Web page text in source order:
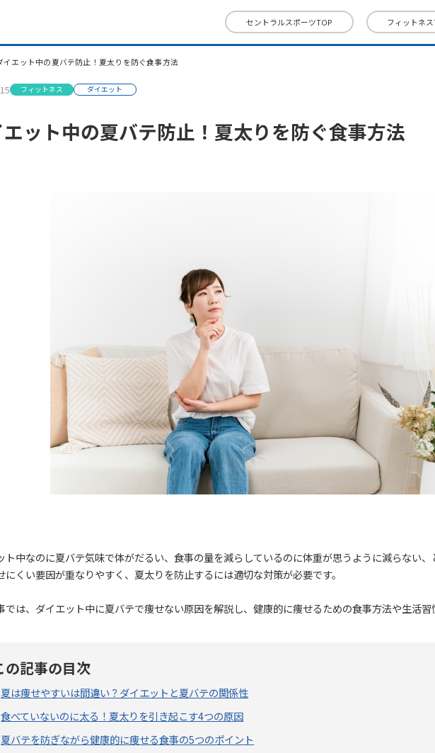
セントラルスポーツTOP フィットネス
イエット中の夏バテ防止！夏太りを防ぐ食事方法
フィットネス ダイエット
ット中の夏バテ防止！夏太りを防ぐ食事方法
ト中なのに夏バテ気味で体がだるい、食事の量を減らしているのに体重が思うように減らない、
にくい要因が重なりやすく、夏太りを防止するには適切な対策が必要です。
では、ダイエット中に夏バテで痩せない原因を解説し、健康的に痩せるための食事方法や生活習
の記事の目次
夏は痩せやすいは間違い？ダイエットと夏バテの関係性
食べていないのに太る！夏太りを引き起こす4つの原因
夏バテを防ぎながら健康的に痩せる食事の5つのポイント